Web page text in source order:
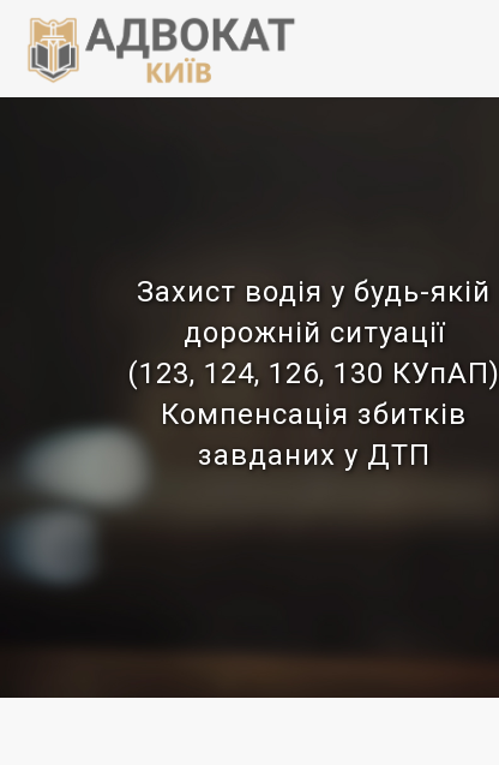
Захист водія у будь-якій
дорожній ситуації
(123, 124, 126, 130 КУпАП)
Компенсація збитків
завданих у ДТП